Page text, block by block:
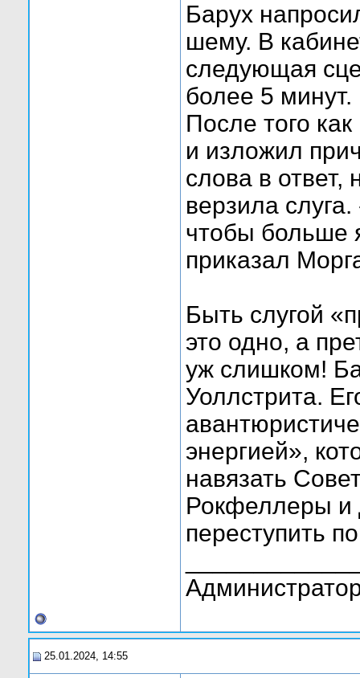
Барух
шему. В
следующая
более 5 минут.
После того
и изложил
слова в
верзила
чтобы больше
приказал
Быть слугой
это одно, а
уж слишком!
Уоллстрита.
энергией»,
навязать
Рокфеллеры и
переступить
25.01.2024, 14:55